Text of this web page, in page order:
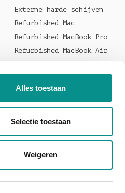
Alles toestaan
Selectie toestaan
Weigeren
Externe harde schijven
Refurbished Mac
Refurbished MacBook Pro
Refurbished MacBook Air